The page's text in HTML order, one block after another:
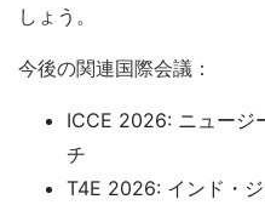
しょう。
今後の関連国際会議：
ICCE 2026: ニュージ
チ
T4E 2026: インド・